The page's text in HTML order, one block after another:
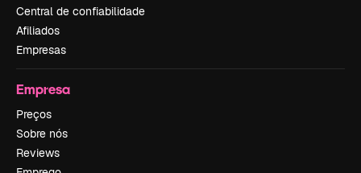
Central de confiabilidade
Afiliados
Empresas
Empresa
Preços
Sobre nós
Reviews